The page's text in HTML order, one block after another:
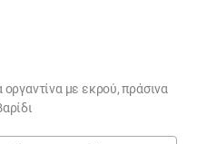
με εκρού, πράσινα